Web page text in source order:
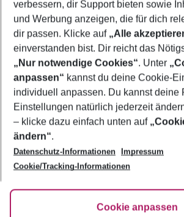
Footer
Footer navigation
Über uns
AGB
Bestpreisgarantie
Cookie-Einstellungen ändern
Cookie-Richtlinie
Agenturbetreuung
Barrierefreies Reisen
FAQ
HanseMerkur Reiseversicherung
Folge uns
verbessern, dir Support bieten sowie
und Werbung anzeigen, die für dich
dir passen. Klicke auf „Alle
einverstanden bist. Dir reicht das
„Nur notwendige Cookies“. Unter
anpassen“ kannst du deine Cookie-
individuell anpassen. Du kannst deine
Einstellungen natürlich jederzeit
– klicke dazu einfach unten auf
ändern“.
Datenschutz-Informationen
Impressum
Cookie/Tracking-Informationen
Cookie anpassen